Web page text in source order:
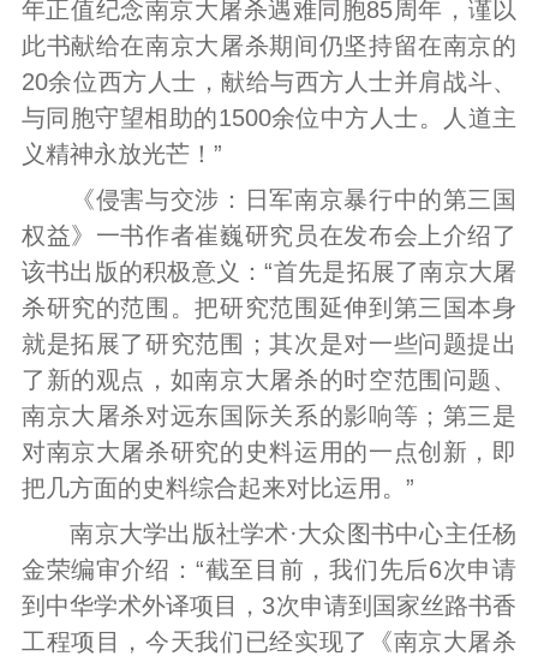
年正值纪念南京大屠杀遇难同胞85周年，谨以
此书献给在南京大屠杀期间仍坚持留在南京的
20余位西方人士，献给与西方人士并肩战斗、
与同胞守望相助的1500余位中方人士。人道主
义精神永放光芒！”
《侵害与交涉：日军南京暴行中的第三国
权益》一书作者崔巍研究员在发布会上介绍了
该书出版的积极意义：“首先是拓展了南京大屠
杀研究的范围。把研究范围延伸到第三国本身
就是拓展了研究范围；其次是对一些问题提出
了新的观点，如南京大屠杀的时空范围问题、
南京大屠杀对远东国际关系的影响等；第三是
对南京大屠杀研究的史料运用的一点创新，即
把几方面的史料综合起来对比运用。”
南京大学出版社学术·大众图书中心主任杨
金荣编审介绍：“截至目前，我们先后6次申请
到中华学术外译项目，3次申请到国家丝路书香
工程项目，今天我们已经实现了《南京大屠杀